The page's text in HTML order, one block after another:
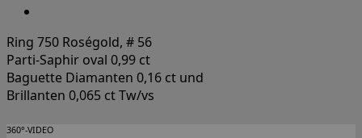
Ring 750 Roségold, # 56
Parti-Saphir oval 0,99 ct
Baguette Diamanten 0,16 ct und
Brillanten 0,065 ct Tw/vs
360°-VIDEO